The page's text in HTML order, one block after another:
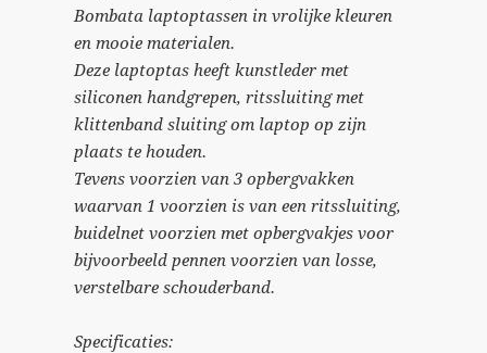
Bombata laptoptassen in vrolijke kleuren
en mooie materialen.
Deze laptoptas heeft kunstleder met
siliconen handgrepen, ritssluiting met
klittenband sluiting om laptop op zijn
plaats te houden.
Tevens voorzien van 3 opbergvakken
waarvan 1 voorzien is van een ritssluiting,
buidelnet voorzien met opbergvakjes voor
bijvoorbeeld pennen voorzien van losse,
verstelbare schouderband.
Specificaties: